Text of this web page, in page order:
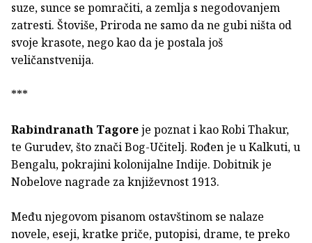
suze, sunce se pomračiti, a zemlja s negodovanjem
zatresti. Štoviše, Priroda ne samo da ne gubi ništa od
svoje krasote, nego kao da je postala još
veličanstvenija.
***
Rabindranath Tagoreje poznat i kao Robi Thakur,
te Gurudev, što znači Bog-Učitelj. Rođen je u Kalkuti, u
Bengalu, pokrajini kolonijalne Indije. Dobitnik je
Nobelove nagrade za književnost 1913.
Među njegovom pisanom ostavštinom se nalaze
novele, eseji, kratke priče, putopisi, drame, te preko